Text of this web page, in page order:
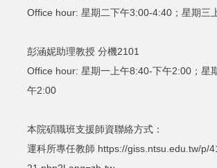
Office hour: 星期二下午3:00-4:40；星期三
彭涵妮助理教授 分機2101
Office hour: 星期一上午8:40-下午2:00；星
午2:00
本院碩職班支援師資聯絡方式：
運科所專任教師 https://giss.ntsu.edu.tw/p/